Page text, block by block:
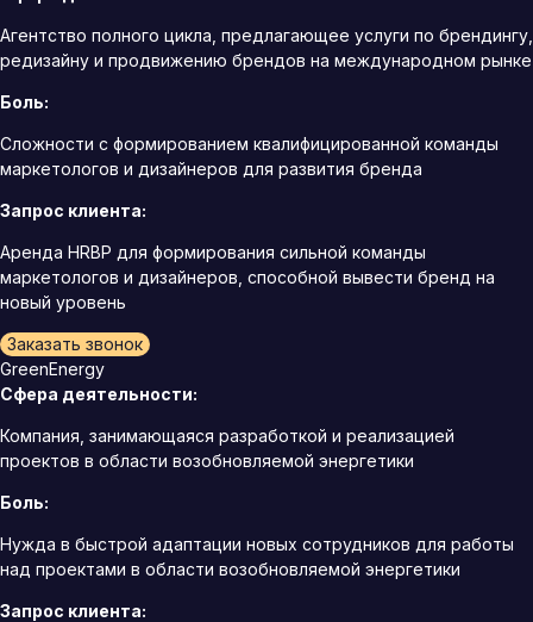
Агентство полного цикла, предлагающее услуги по брендингу,
редизайну и продвижению брендов на международном рынке
Боль:
Сложности с формированием квалифицированной команды
маркетологов и дизайнеров для развития бренда
Запрос клиента:
Аренда HRBP для формирования сильной команды
маркетологов и дизайнеров, способной вывести бренд на
новый уровень
Заказать звонок
GreenEnergy
Сфера деятельности:
Компания, занимающаяся разработкой и реализацией
проектов в области возобновляемой энергетики
Боль:
Нужда в быстрой адаптации новых сотрудников для работы
над проектами в области возобновляемой энергетики
Запрос клиента: